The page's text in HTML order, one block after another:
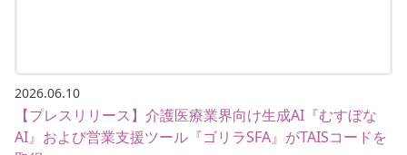
2026.06.10
【プレスリリース】介護医療業界向け生成AI『むすぼな
AI』および営業支援ツール『ゴリラSFA』がTAISコードを